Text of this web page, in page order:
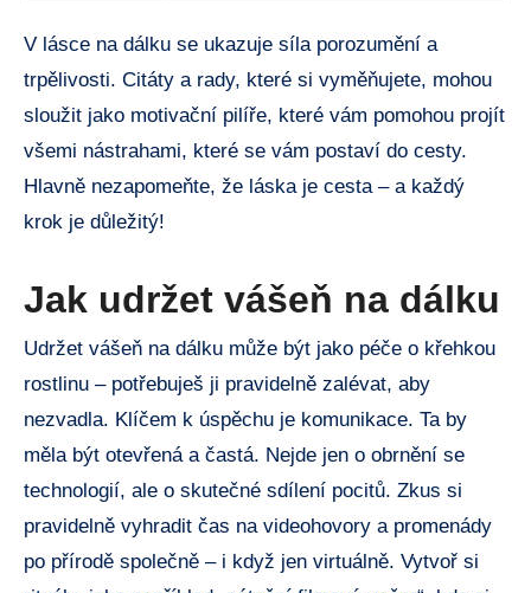
V lásce na dálku se ukazuje síla porozumění a
trpělivosti. Citáty a rady, které si vyměňujete, mohou
sloužit jako motivační pilíře, které vám pomohou projít
všemi nástrahami, které se vám postaví do cesty.
Hlavně nezapomeňte, že láska je cesta – a každý
krok je důležitý!
Jak udržet vášeň na dálku
Udržet vášeň na dálku může být jako péče o křehkou
rostlinu – potřebuješ ji pravidelně zalévat, aby
nezvadla. Klíčem k úspěchu je komunikace. Ta by
měla být otevřená a častá. Nejde jen o obrnění se
technologií, ale o skutečné sdílení pocitů. Zkus si
pravidelně vyhradit čas na videohovory a promenády
po přírodě společně – i když jen virtuálně. Vytvoř si